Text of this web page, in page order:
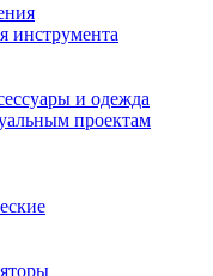
инструмента
и одежда
проектам